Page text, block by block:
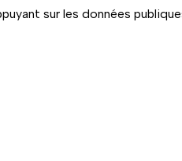
sur les données